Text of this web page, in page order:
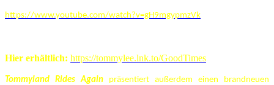
https://www.youtube.com/watch?v=gH9mgypmzVk
Hier erhältlich: https://tommylee.lnk.to/GoodTimes
Tommyland Rides Again präsentiert außerdem einen brandneuen